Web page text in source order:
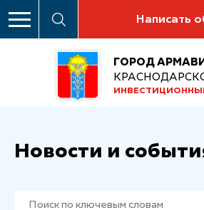
Написать
ГОРОД
Новости и